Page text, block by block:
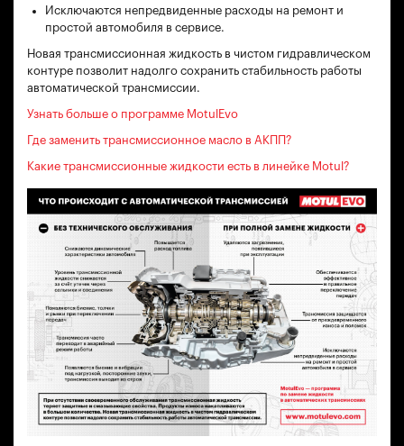
Исключаются непредвиденные расходы на ремонт и
простой автомобиля в сервисе.
Новая трансмиссионная жидкость в чистом гидравлическом
контуре позволит надолго сохранить стабильность работы
автоматической трансмиссии.
Узнать больше о программе MotulEvo
Где заменить трансмиссионное масло в АКПП?
Какие трансмиссионные жидкости есть в линейке Motul?